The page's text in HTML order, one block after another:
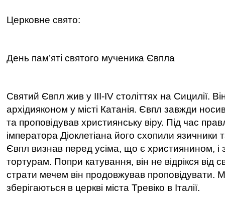
Церковне свято:
День пам’яті святого мученика Євпла
Святий Євпл жив у III-IV століттях на Сицилії.
архідияконом у місті Катанія. Євпл завжди
та проповідував християнську віру. Під час
імператора Діоклетіана його схопили язичники
Євпл визнав перед усіма, що є християнином, і
тортурам. Попри катування, він не відрікся від
страти мечем він продовжував проповідувати.
зберігаються в церкві міста Тревіко в Італії.